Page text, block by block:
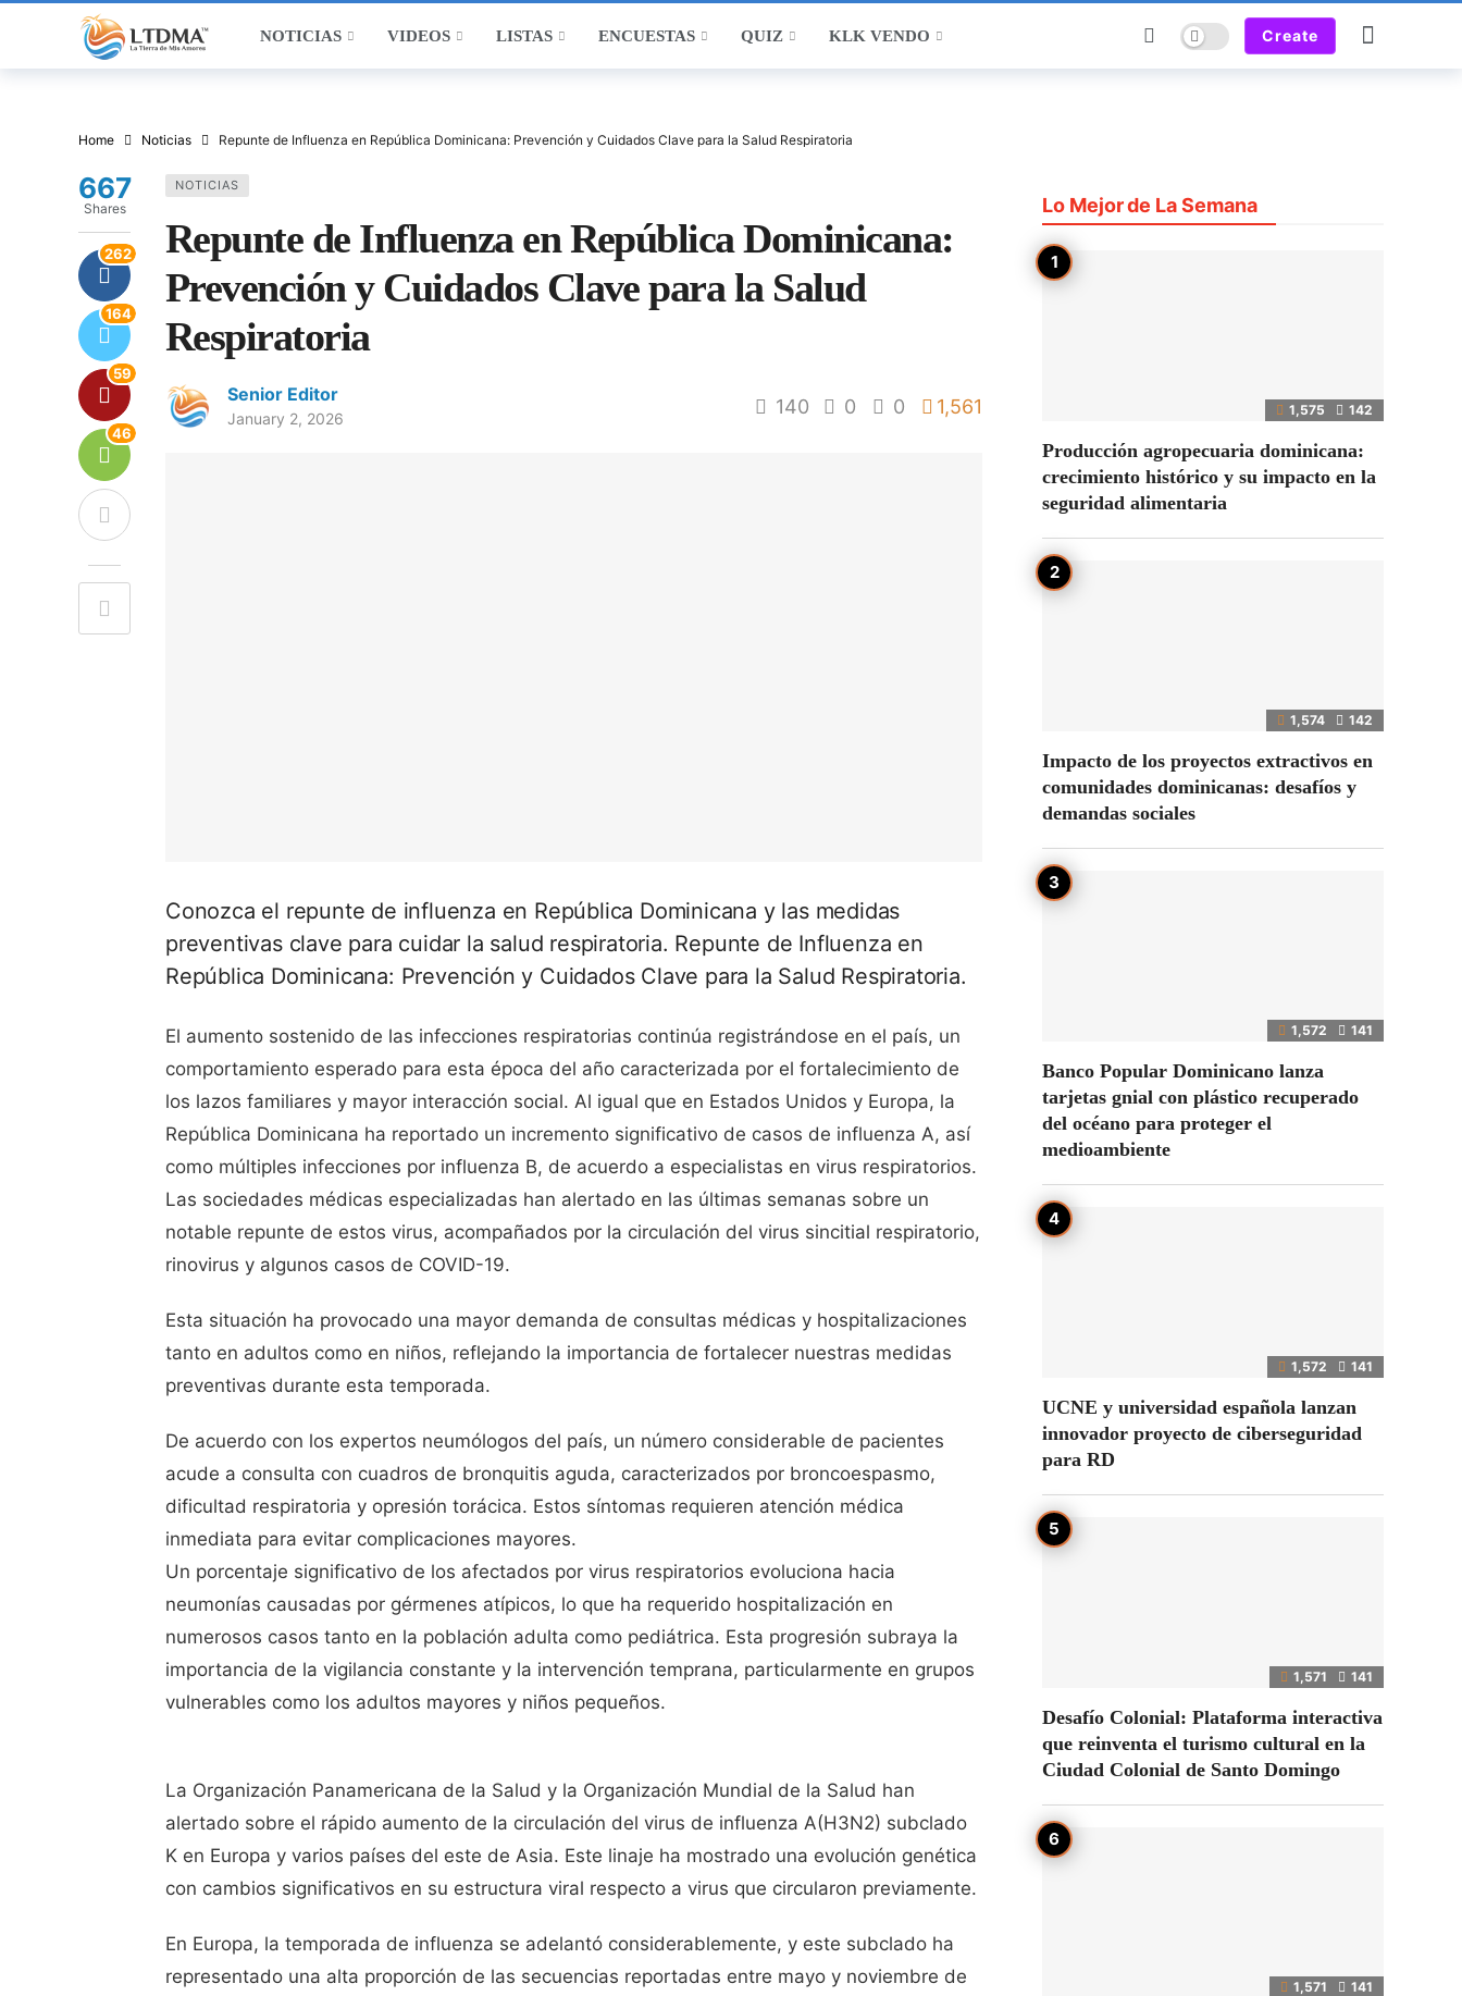
NOTICIAS VIDEOS LISTAS ENCUESTAS QUIZ KLK VENDO Dark mode Create
Home Noticias Repunte de Influenza en República Dominicana: Prevención y Cuidados Clave para la Salud Respiratoria
NOTICIAS
Repunte de Influenza en República Dominicana:
Prevención y Cuidados Clave para la Salud
Respiratoria
Senior Editor
January 2, 2026
140 0 0 1,561
667
Shares
262
164
59
46
Conozca el repunte de influenza en República Dominicana y las medidas
preventivas clave para cuidar la salud respiratoria. Repunte de Influenza en
República Dominicana: Prevención y Cuidados Clave para la Salud Respiratoria.
El aumento sostenido de las infecciones respiratorias continúa registrándose en el país, un
comportamiento esperado para esta época del año caracterizada por el fortalecimiento de
los lazos familiares y mayor interacción social. Al igual que en Estados Unidos y Europa, la
República Dominicana ha reportado un incremento significativo de casos de influenza A, así
como múltiples infecciones por influenza B, de acuerdo a especialistas en virus respiratorios.
Las sociedades médicas especializadas han alertado en las últimas semanas sobre un
notable repunte de estos virus, acompañados por la circulación del virus sincitial respiratorio,
rinovirus y algunos casos de COVID-19.
Esta situación ha provocado una mayor demanda de consultas médicas y hospitalizaciones
tanto en adultos como en niños, reflejando la importancia de fortalecer nuestras medidas
preventivas durante esta temporada.
De acuerdo con los expertos neumólogos del país, un número considerable de pacientes
acude a consulta con cuadros de bronquitis aguda, caracterizados por broncoespasmo,
dificultad respiratoria y opresión torácica. Estos síntomas requieren atención médica
inmediata para evitar complicaciones mayores.
Un porcentaje significativo de los afectados por virus respiratorios evoluciona hacia
neumonías causadas por gérmenes atípicos, lo que ha requerido hospitalización en
numerosos casos tanto en la población adulta como pediátrica. Esta progresión subraya la
importancia de la vigilancia constante y la intervención temprana, particularmente en grupos
vulnerables como los adultos mayores y niños pequeños.
La Organización Panamericana de la Salud y la Organización Mundial de la Salud han
alertado sobre el rápido aumento de la circulación del virus de influenza A(H3N2) subclado
K en Europa y varios países del este de Asia. Este linaje ha mostrado una evolución genética
con cambios significativos en su estructura viral respecto a virus que circularon previamente.
En Europa, la temporada de influenza se adelantó considerablemente, y este subclado ha
representado una alta proporción de las secuencias reportadas entre mayo y noviembre de
Lo Mejor de La Semana
1,575 142
Producción agropecuaria dominicana:
crecimiento histórico y su impacto en la
seguridad alimentaria
1,574 142
Impacto de los proyectos extractivos en
comunidades dominicanas: desafíos y
demandas sociales
1,572 141
Banco Popular Dominicano lanza
tarjetas gnial con plástico recuperado
del océano para proteger el
medioambiente
1,572 141
UCNE y universidad española lanzan
innovador proyecto de ciberseguridad
para RD
1,571 141
Desafío Colonial: Plataforma interactiva
que reinventa el turismo cultural en la
Ciudad Colonial de Santo Domingo
1,571 141